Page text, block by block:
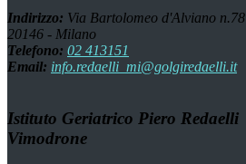
Indirizzo: Via Bartolomeo d'Alviano n.78
20146 - Milano
Telefono: 02 413151
Email: info.redaelli_mi@golgiredaelli.it
Istituto Geriatrico Piero Redaelli
Vimodrone